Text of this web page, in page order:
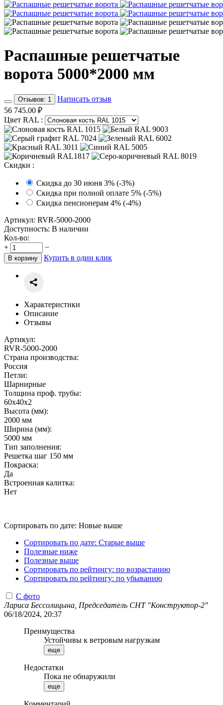
Распашные решетчатые
ворота 5000*2000 мм
Отзывов: 1
Написать отзыв
56 745.00 ₽
Цвет RAL :
Скидки :
Скидка до 30 июня 3% (-3%)
Скидка при полной оплате 5% (-5%)
Скидка пенсионерам 4% (-4%)
Артикул: RVR-5000-2000
Доступность: В наличии
Кол-во:
+
−
В корзину Купить в один клик
Характеристики
Описание
Отзывы
Артикул:
RVR-5000-2000
Страна производства:
Россия
Петли:
Шарнирные
Толщина проф. трубы:
60х40х2
Высота (мм):
2000 мм
Ширина (мм):
5000 мм
Тип заполнения:
Решетка шаг 150 мм
Покраска:
Да
Встроенная калитка:
Нет
Сортировать по дате: Новые выше
Сортировать по дате: Старые выше
Полезные ниже
Полезные выше
Сортировать по рейтингу: по возрастанию
Сортировать по рейтингу: по убыванию
С фото
Лариса Бессолицына, Председатель СНТ "Конструктор-2"
06/18/2024, 20:37
Преимущества
Устойчивы к ветровым нагрузкам
еще
Недостатки
Пока не обнаружили
еще